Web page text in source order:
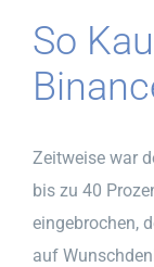
So
Zeitweise war
bis zu 40
eingebrochen,
auf